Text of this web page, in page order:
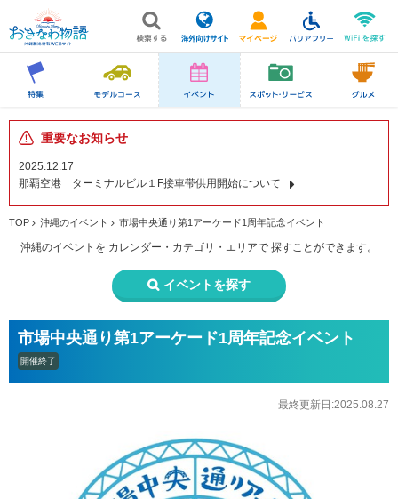
重要なお知らせ
2025.12.17
那覇空港 ターミナルビル１F接車帯供用開始について
TOP 沖縄のイベント 市場中央通り第1アーケード1周年記念イベント
沖縄のイベントを カレンダー・カテゴリ・エリアで 探すことができます。
イベントを探す
市場中央通り第1アーケード1周年記念イベント
開催終了
最終更新日:2025.08.27